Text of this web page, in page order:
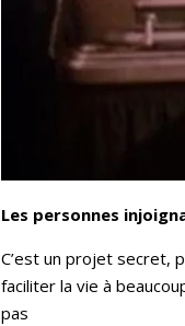
Les personnes
C’est un projet secret,
faciliter la vie à
pas